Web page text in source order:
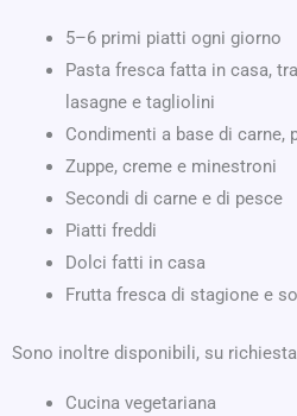
5–6 primi piatti ogni giorno
Pasta fresca fatta in casa,
lasagne e tagliolini
Condimenti a base di carne,
Zuppe, creme e minestroni
Secondi di carne e di pesce
Piatti freddi
Dolci fatti in casa
Frutta fresca di stagione e
Sono inoltre disponibili, su
Cucina vegetariana